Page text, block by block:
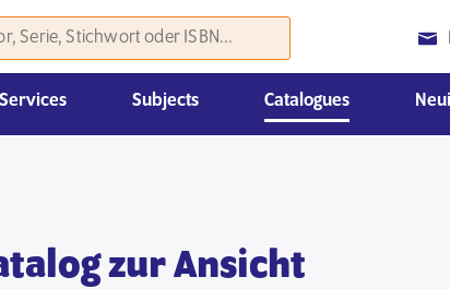
Subjects Catalogues
zur Ansicht